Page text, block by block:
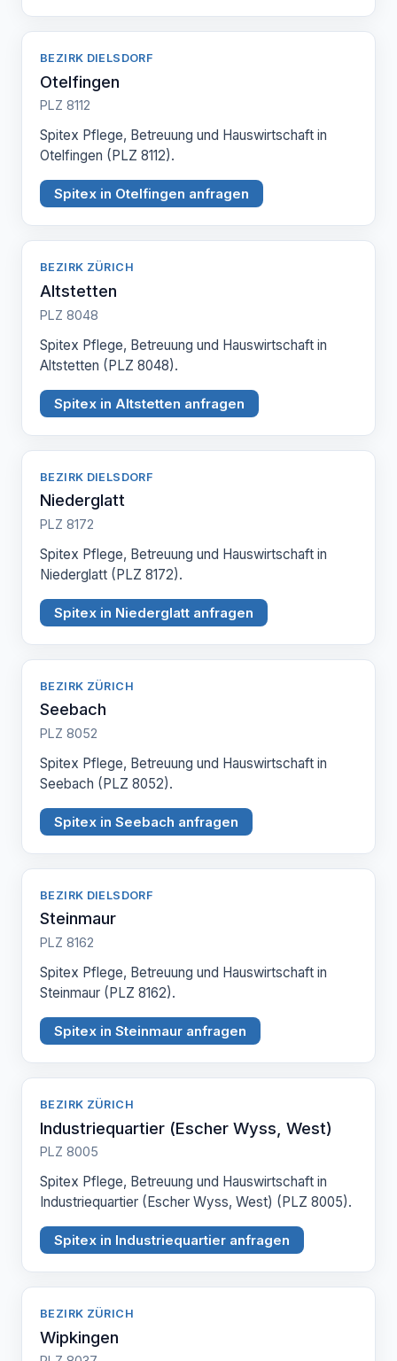
BEZIRK DIELSDORF
Otelfingen
PLZ 8112
Spitex Pflege, Betreuung und Hauswirtschaft in
Otelfingen (PLZ 8112).
Spitex in Otelfingen anfragen
BEZIRK ZÜRICH
Altstetten
PLZ 8048
Spitex Pflege, Betreuung und Hauswirtschaft in
Altstetten (PLZ 8048).
Spitex in Altstetten anfragen
BEZIRK DIELSDORF
Niederglatt
PLZ 8172
Spitex Pflege, Betreuung und Hauswirtschaft in
Niederglatt (PLZ 8172).
Spitex in Niederglatt anfragen
BEZIRK ZÜRICH
Seebach
PLZ 8052
Spitex Pflege, Betreuung und Hauswirtschaft in
Seebach (PLZ 8052).
Spitex in Seebach anfragen
BEZIRK DIELSDORF
Steinmaur
PLZ 8162
Spitex Pflege, Betreuung und Hauswirtschaft in
Steinmaur (PLZ 8162).
Spitex in Steinmaur anfragen
BEZIRK ZÜRICH
Industriequartier (Escher Wyss, West)
PLZ 8005
Spitex Pflege, Betreuung und Hauswirtschaft in
Industriequartier (Escher Wyss, West) (PLZ 8005).
Spitex in Industriequartier anfragen
BEZIRK ZÜRICH
Wipkingen